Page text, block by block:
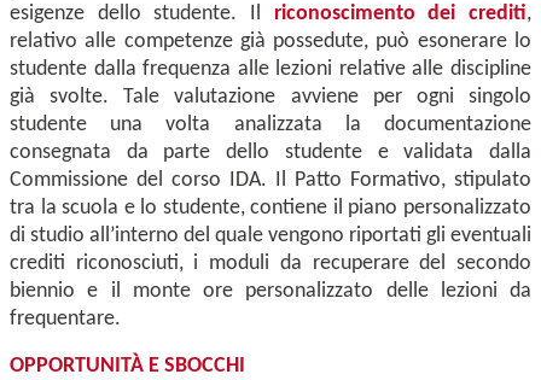
esigenze dello studente. Il riconoscimento dei crediti,
relativo alle competenze già possedute, può esonerare lo
studente dalla frequenza alle lezioni relative alle discipline
già svolte. Tale valutazione avviene per ogni singolo
studente una volta analizzata la documentazione
consegnata da parte dello studente e validata dalla
Commissione del corso IDA. Il Patto Formativo, stipulato
tra la scuola e lo studente, contiene il piano personalizzato
di studio all’interno del quale vengono riportati gli eventuali
crediti riconosciuti, i moduli da recuperare del secondo
biennio e il monte ore personalizzato delle lezioni da
frequentare.
OPPORTUNITÀ E SBOCCHI